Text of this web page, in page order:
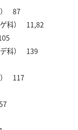
） 87
ゲ科） 11,82
デ科） 139
） 117